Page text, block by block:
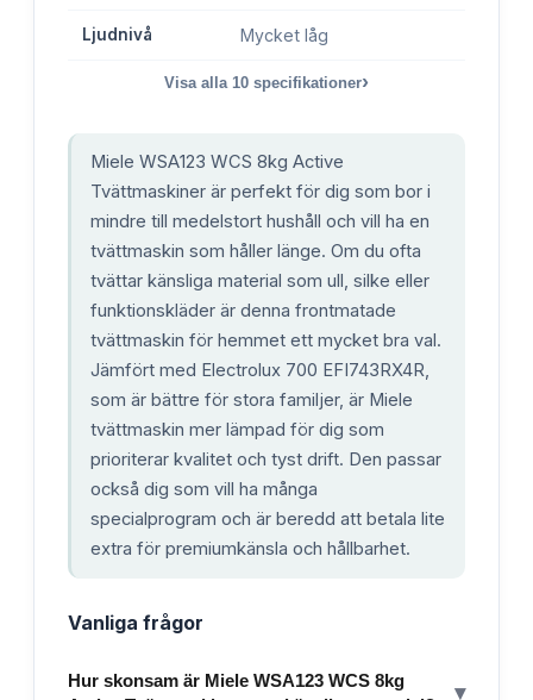
Ljudnivå Mycket låg
Visa alla 10 specifikationer›
Miele WSA123 WCS 8kg Active
Tvättmaskiner är perfekt för dig som bor i
mindre till medelstort hushåll och vill ha en
tvättmaskin som håller länge. Om du ofta
tvättar känsliga material som ull, silke eller
funktionskläder är denna frontmatade
tvättmaskin för hemmet ett mycket bra val.
Jämfört med Electrolux 700 EFI743RX4R,
som är bättre för stora familjer, är Miele
tvättmaskin mer lämpad för dig som
prioriterar kvalitet och tyst drift. Den passar
också dig som vill ha många
specialprogram och är beredd att betala lite
extra för premiumkänsla och hållbarhet.
Vanliga frågor
Hur skonsam är Miele WSA123 WCS 8kg
▾